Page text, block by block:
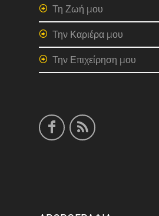
Τη Ζωή μου
Την Καριέρα μου
Την Επιχείρηση μου